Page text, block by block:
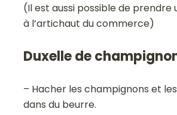
(Il est aussi possible de
à l’artichaut du commerce)
Duxelle de
– Hacher les champignons et
dans du beurre.